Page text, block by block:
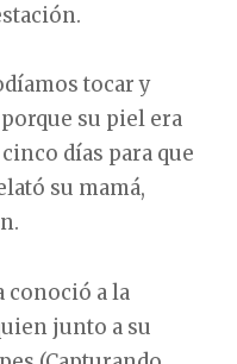
tocar y
su piel era
días para que
su mamá,
conoció a la
junto a su